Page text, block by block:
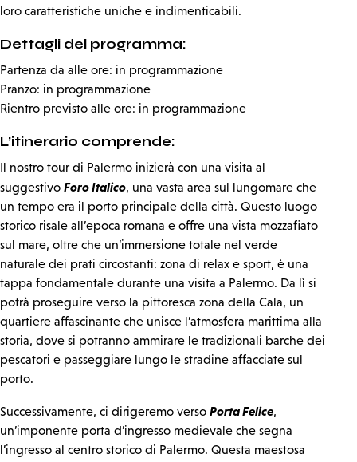
loro caratteristiche uniche e indimenticabili.
Dettagli del programma:
Partenza da alle ore: in programmazione
Pranzo: in programmazione
Rientro previsto alle ore: in programmazione
L’itinerario comprende:
Il nostro tour di Palermo inizierà con una visita al
suggestivo Foro Italico, una vasta area sul lungomare che
un tempo era il porto principale della città. Questo luogo
storico risale all’epoca romana e offre una vista mozzafiato
sul mare, oltre che un’immersione totale nel verde
naturale dei prati circostanti: zona di relax e sport, è una
tappa fondamentale durante una visita a Palermo. Da lì si
potrà proseguire verso la pittoresca zona della Cala, un
quartiere affascinante che unisce l’atmosfera marittima alla
storia, dove si potranno ammirare le tradizionali barche dei
pescatori e passeggiare lungo le stradine affacciate sul
porto.
Successivamente, ci dirigeremo verso Porta Felice,
un’imponente porta d’ingresso medievale che segna
l’ingresso al centro storico di Palermo. Questa maestosa